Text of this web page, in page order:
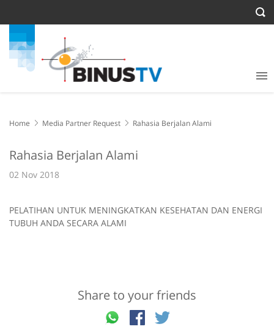
Home Media Partner Request Rahasia Berjalan Alami
Rahasia Berjalan Alami
02 Nov 2018
PELATIHAN UNTUK MENINGKATKAN KESEHATAN DAN ENERGI
TUBUH ANDA SECARA ALAMI
Share to your friends